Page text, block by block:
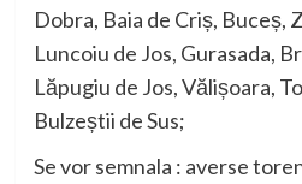
Dobra, Baia de Criș, Buceș,
Luncoiu de Jos, Gurasada,
Lăpugiu de Jos, Vălișoara,
Bulzeștii de Sus;
Se vor semnala : averse